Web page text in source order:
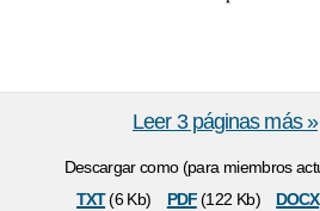
Descargar como (para miembros
txt(6 Kb) pdf(122 Kb) docx
Leer 3 páginas más »